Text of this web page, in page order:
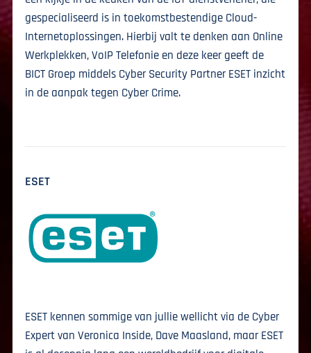
gespecialiseerd is in toekomstbestendige Cloud-
Internetoplossingen. Hierbij valt te denken aan Online
Werkplekken, VoIP Telefonie en deze keer geeft de
BICT Groep middels Cyber Security Partner ESET inzicht
in de aanpak tegen Cyber Crime.
ESET
ESET kennen sommige van jullie wellicht via de Cyber
Expert van Veronica Inside, Dave Maasland, maar ESET